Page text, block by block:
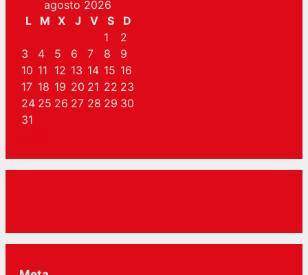
agosto 2026
L
M X J V S D
1
2
3
4 5 6 7 8
9
10 11 12 13 14 15 16
17 18 19 20 21 22 23
24 25 26 27 28 29 30
31